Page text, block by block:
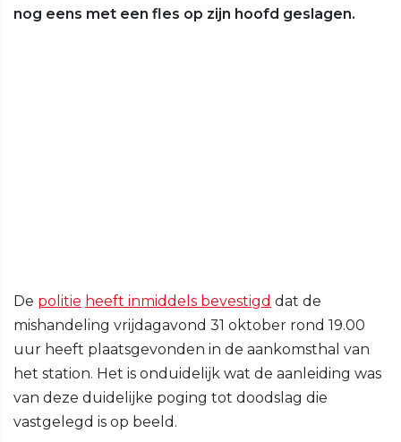
nog eens met een fles op zijn hoofd geslagen.
De politie heeft inmiddels bevestigd dat de
mishandeling vrijdagavond 31 oktober rond 19.00
uur heeft plaatsgevonden in de aankomsthal van
het station. Het is onduidelijk wat de aanleiding was
van deze duidelijke poging tot doodslag die
vastgelegd is op beeld.